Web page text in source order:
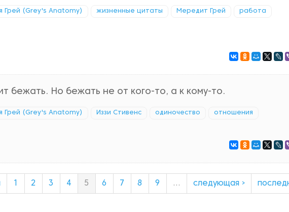
Грей (Grey's Anatomy) жизненные цитаты Мередит Грей работа
бежать. Но бежать не от кого-то, а к кому-то.
Грей (Grey's Anatomy) Иззи Стивенс одиночество отношения
2 3 4 5 6 7 8 9 … следующая ›